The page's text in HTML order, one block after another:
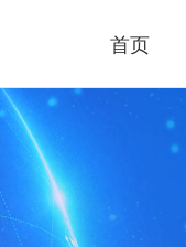
首页